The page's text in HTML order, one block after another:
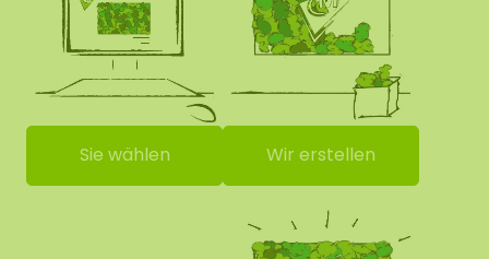
Sie wählen Wir erstellen